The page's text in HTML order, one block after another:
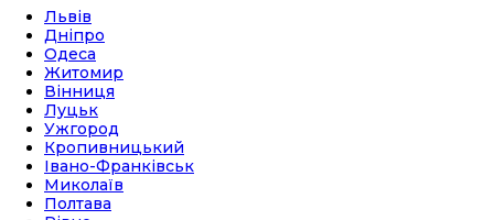
Львів
Дніпро
Одеса
Житомир
Вінниця
Луцьк
Ужгород
Кропивницький
Івано-Франківськ
Миколаїв
Полтава